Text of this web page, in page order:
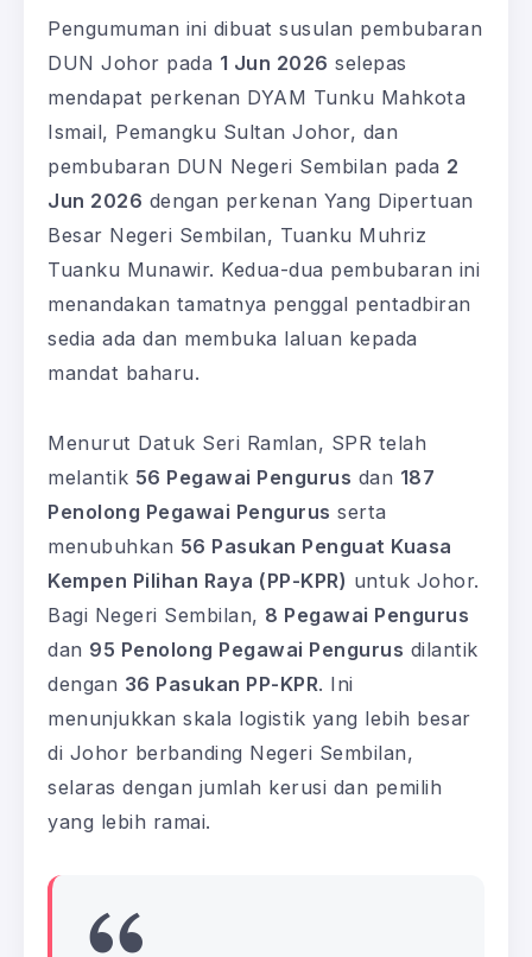
Pengumuman ini dibuat susulan pembubaran
DUN Johor pada 1 Jun 2026 selepas
mendapat perkenan DYAM Tunku Mahkota
Ismail, Pemangku Sultan Johor, dan
pembubaran DUN Negeri Sembilan pada 2
Jun 2026 dengan perkenan Yang Dipertuan
Besar Negeri Sembilan, Tuanku Muhriz
Tuanku Munawir. Kedua-dua pembubaran ini
menandakan tamatnya penggal pentadbiran
sedia ada dan membuka laluan kepada
mandat baharu.
Menurut Datuk Seri Ramlan, SPR telah
melantik 56 Pegawai Pengurus dan 187
Penolong Pegawai Pengurus serta
menubuhkan 56 Pasukan Penguat Kuasa
Kempen Pilihan Raya (PP-KPR) untuk Johor.
Bagi Negeri Sembilan, 8 Pegawai Pengurus
dan 95 Penolong Pegawai Pengurus dilantik
dengan 36 Pasukan PP-KPR. Ini
menunjukkan skala logistik yang lebih besar
di Johor berbanding Negeri Sembilan,
selaras dengan jumlah kerusi dan pemilih
yang lebih ramai.